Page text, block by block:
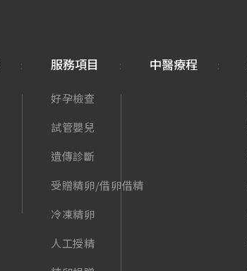
服務項目
好孕檢查
試管嬰兒
遺傳診斷
受贈精卵/借卵借精
冷凍精卵
人工授精
中醫療程